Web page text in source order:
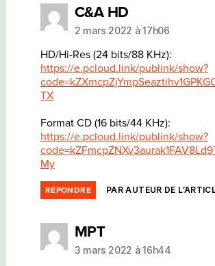
C&A HDdit :
2 mars 2022 à 17h06
HD/Hi-Res (24 bits/88 KHz):
https://e.pcloud.link/publink/show?
TX
Format CD (16 bits/44 KHz):
https://e.pcloud.link/publink/show?
My
RÉPONDRE PAR AUTEUR DE
MPTdit :
3 mars 2022 à 16h44